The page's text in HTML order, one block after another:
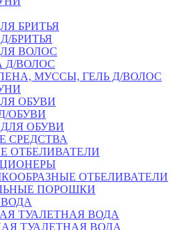
БРИТЬЯ
БРИТЬЯ
ВОЛОС
Д/ВОЛОС
МУССЫ, ГЕЛЬ Д/ВОЛОС
ОБУВИ
ОБУВИ
ОБУВИ
СРЕДСТВА
ОТБЕЛИВАТЕЛИ
ОТБЕЛИВАТЕЛИ
ПОРОШКИ
ТУАЛЕТНАЯ ВОДА
ТУАЛЕТНАЯ ВОДА